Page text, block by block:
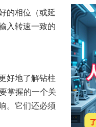
的相位（或延
入转速一致的
好地了解钻柱
掌握的一个关
。它们还必须